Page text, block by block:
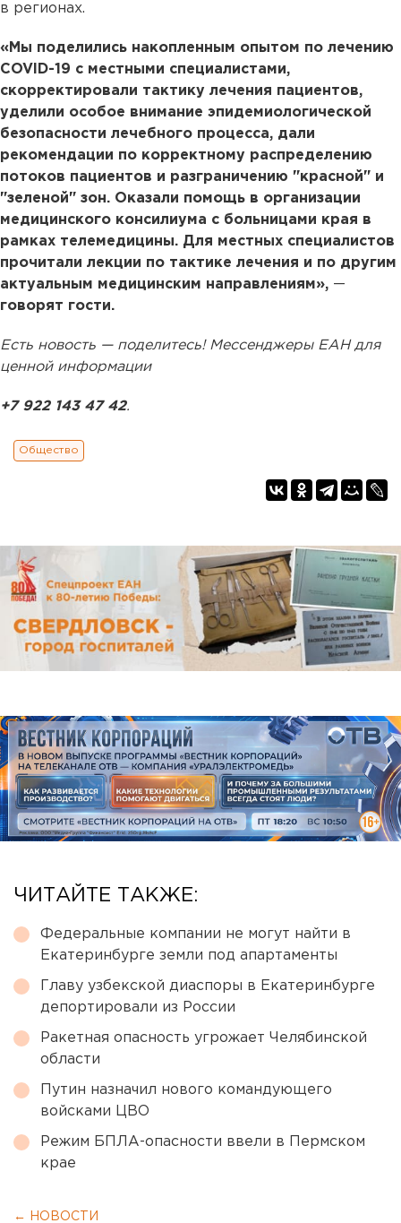
в регионах.
«Мы поделились накопленным опытом по лечению
COVID-19 с местными специалистами,
скорректировали тактику лечения пациентов,
уделили особое внимание эпидемиологической
безопасности лечебного процесса, дали
рекомендации по корректному распределению
потоков пациентов и разграничению "красной" и
"зеленой" зон. Оказали помощь в организации
медицинского консилиума с больницами края в
рамках телемедицины. Для местных специалистов
прочитали лекции по тактике лечения и по другим
актуальным медицинским направлениям», —
говорят гости.
Есть новость — поделитесь! Мессенджеры ЕАН для
ценной информации
+7 922 143 47 42.
Общество
ЧИТАЙТЕ ТАКЖЕ:
Федеральные компании не могут найти в
Екатеринбурге земли под апартаменты
Главу узбекской диаспоры в Екатеринбурге
депортировали из России
Ракетная опасность угрожает Челябинской
области
Путин назначил нового командующего
войсками ЦВО
Режим БПЛА-опасности ввели в Пермском
крае
← НОВОСТИ